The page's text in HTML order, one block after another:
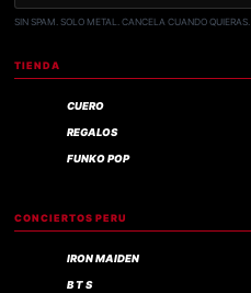
SIN SPAM. SOLO METAL. CANCELA CUANDO QUIERAS.
TIENDA
CUERO
REGALOS
FUNKO POP
CONCIERTOS PERU
IRON MAIDEN
B T S